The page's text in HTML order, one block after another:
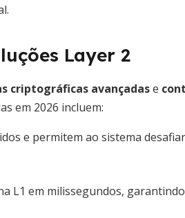
Layer 2
criptográficas avançadase
em 2026 incluem:
e permitem ao sistema
L1 em milissegundos, garantindo